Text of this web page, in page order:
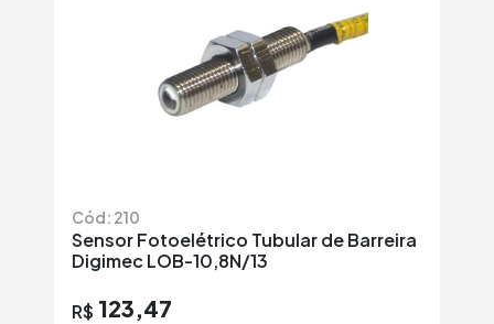
Cód: 210
Sensor Fotoelétrico Tubular de Barreira
Digimec LOB-10,8N/13
R$ 123,47